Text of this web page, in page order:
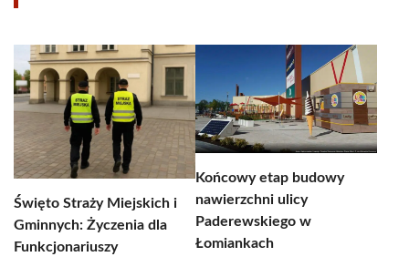
Święto Straży Miejskich i
Gminnych: Życzenia dla
Funkcjonariuszy
Końcowy etap budowy
nawierzchni ulicy
Paderewskiego w
Łomiankach